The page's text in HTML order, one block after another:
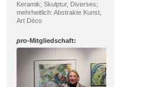
Keramik; Skulptur, Diverses;
mehrheitlich: Abstrakte Kunst,
Art Déco
pro-Mitgliedschaft: